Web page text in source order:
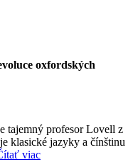
oxfordských
tajemný profesor Lovell z
klasické jazyky a čínštinu
viac